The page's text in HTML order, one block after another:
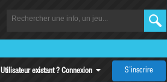
Utilisateur existant ? Connexion S’inscrire